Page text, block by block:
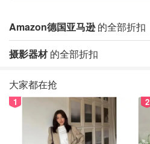
Amazon德国亚马逊的全部折扣
摄影器材的全部折扣
大家都在抢
1 2